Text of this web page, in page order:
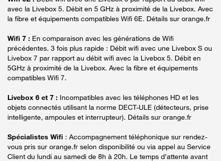
avec la Livebox 5. Débit en 5 GHz à proximité de la Livebox. Avec
la fibre et équipements compatibles Wifi 6E. Détails sur orange.fr
Wifi 7 : En comparaison avec les générations de Wifi
précédentes. 3 fois plus rapide : Débit wifi avec une Livebox S ou
Livebox 7 par rapport au débit wifi avec la Livebox 5. Débit en
5GHz à proximité de la Livebox. Avec la fibre et équipements
compatibles Wifi 7.
Livebox 6 et 7 : Incompatibles avec les téléphones HD et les
objets connectés utilisant la norme DECT-ULE (détecteurs, prise
intelligente, ampoules et interrupteur). Détails sur orange.fr
Spécialistes Wifi : Accompagnement téléphonique sur rendez-
vous pris sur orange.fr selon disponibilité ou via appel au Service
Client du lundi au samedi de 8h à 20h. Le temps d’attente avant